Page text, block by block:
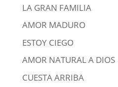
LA GRAN FAMILIA
AMOR MADURO
ESTOY CIEGO
AMOR NATURAL A DIOS
CUESTA ARRIBA